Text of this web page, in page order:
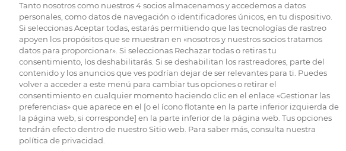
Tanto nosotros como nuestros4socios almacenamos y accedemos a datos
personales, como datos de navegación o identificadores únicos, en tu dispositivo.
Si seleccionas Aceptar todas, estarás permitiendo que las tecnologías de rastreo
apoyen los propósitos que se muestran en «nosotros y nuestros socios tratamos
datos para proporcionar». Si seleccionas Rechazar todas o retiras tu
consentimiento, los deshabilitarás. Si se deshabilitan los rastreadores, parte del
contenido y los anuncios que ves podrían dejar de ser relevantes para ti. Puedes
volver a acceder a este menú para cambiar tus opciones o retirar el
consentimiento en cualquier momento haciendo clic en el enlace «Gestionar las
preferencias» que aparece en el [o el ícono flotante en la parte inferior izquierda de
la página web, si corresponde] en la parte inferior de la página web. Tus opciones
tendrán efecto dentro de nuestro Sitio web. Para saber más, consulta nuestra
política de privacidad.